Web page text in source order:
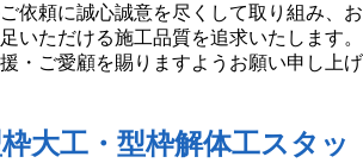
依頼に誠心誠意を尽くして取り組み、お
いただける施工品質を追求いたします。
・ご愛顧を賜りますようお願い申し上げ
大工・型枠解体工スタッ